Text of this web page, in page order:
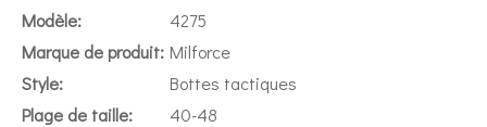
Modèle:
4275
Marque de produit: Milforce
Style:
Bottes tactiques
Plage de taille:
40-48